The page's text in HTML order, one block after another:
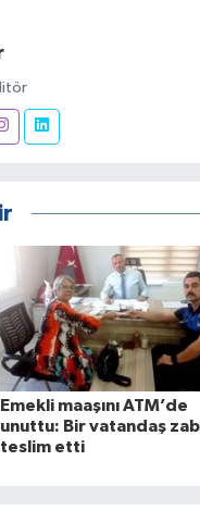
Emekli maaşını ATM’de
unuttu: Bir vatandaş
teslim etti